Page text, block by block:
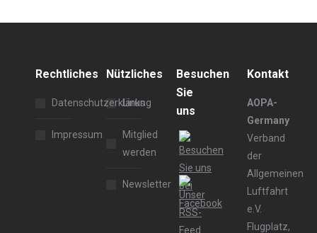
Rechtliches
Datenschutzerklärung
Impressum
Nützliches
Links
Mitglied
werden
Newsletter
Besuchen
Sie
uns
Kontakt
AOPA-
Germany
Verband
der
Allgemeinen
Luftfahrt
e.V.
Flugplatz,